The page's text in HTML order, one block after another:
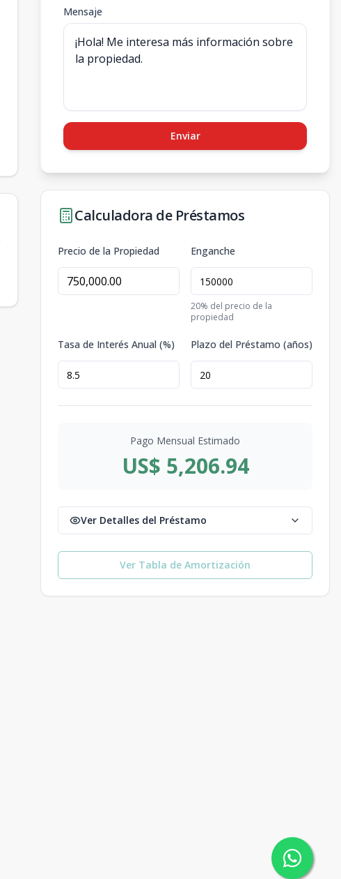
Mensaje
Enviar
Calculadora de Préstamos
Precio de la Propiedad Enganche
20% del precio de la
propiedad
Tasa de Interés Anual (%) Plazo del Préstamo (años)
Pago Mensual Estimado
US$ 5,206.94
Ver Detalles del Préstamo
Ver Tabla de Amortización